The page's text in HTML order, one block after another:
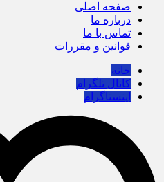
صفحه اصلی
درباره ما
تماس با ما
قوانین و مقررات
خانه
کانال تلگرام
اینستاگرام